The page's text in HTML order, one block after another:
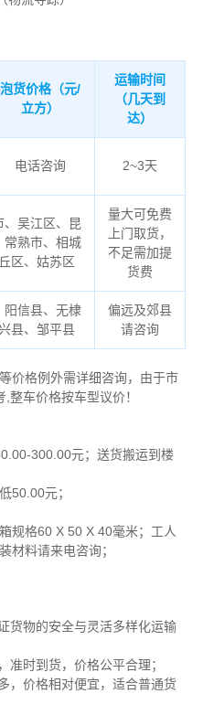
泡货价格（元/
立方）
运输时间
（几天到
达）
电话咨询 2~3天
、吴江区、昆
常熟市、相城
区、姑苏区
量大可免费
上门取货，
不足需加提
货费
阳信县、无棣
县、邹平县
偏远及郊县
请咨询
价格例外需详细咨询，由于市
整车价格按车型议价！
300.00元；送货搬运到楼
50.00元；
规格60 X 50 X 40毫米；工人
材料请来电咨询；
货物的安全与灵活多样化运输
准时到货，价格公平合理；
，价格相对便宜，适合普通货